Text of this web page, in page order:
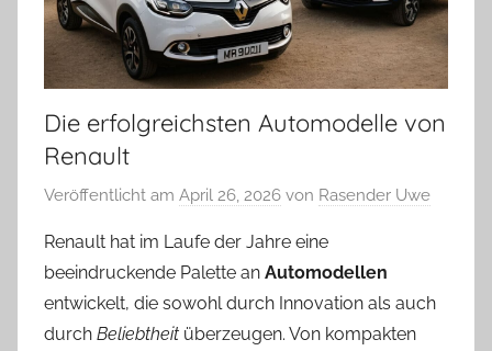
Die erfolgreichsten Automodelle von
Renault
Veröffentlicht am April 26, 2026 von Rasender Uwe
Renault hat im Laufe der Jahre eine
beeindruckende Palette an Automodellen
entwickelt, die sowohl durch Innovation als auch
durch Beliebtheit überzeugen. Von kompakten